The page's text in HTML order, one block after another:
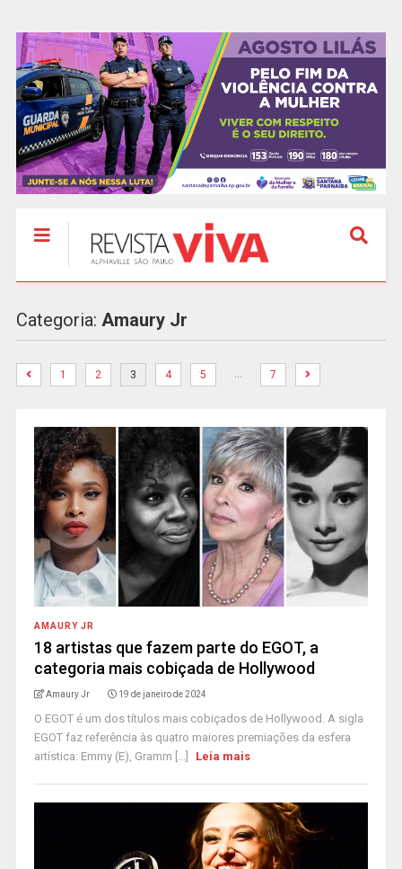
Categoria: Amaury Jr
1 2 3 4 5 … 7
AMAURY JR
18 artistas que fazem parte do EGOT, a
categoria mais cobiçada de Hollywood
Amaury Jr 19 de janeiro de 2024
O EGOT é um dos títulos mais cobiçados de Hollywood. A sigla
EGOT faz referência às quatro maiores premiações da esfera
artística: Emmy (E), Gramm [...]
Leia mais